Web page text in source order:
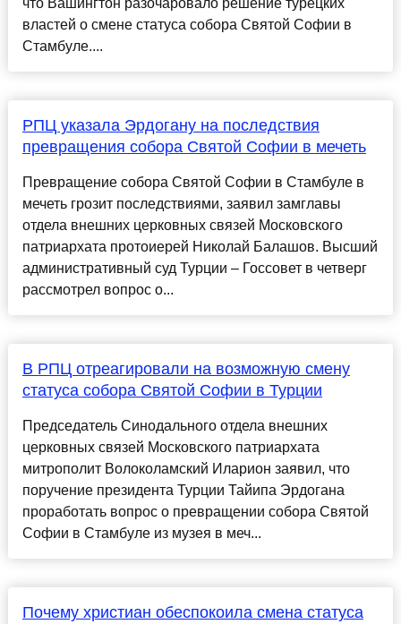
что Вашингтон разочаровало решение турецких
властей о смене статуса собора Святой Софии в
Стамбуле....
РПЦ указала Эрдогану на последствия
превращения собора Святой Софии в мечеть
Превращение собора Святой Софии в Стамбуле в
мечеть грозит последствиями, заявил замглавы
отдела внешних церковных связей Московского
патриархата протоиерей Николай Балашов. Высший
административный суд Турции – Госсовет в четверг
рассмотрел вопрос о...
В РПЦ отреагировали на возможную смену
статуса собора Святой Софии в Турции
Председатель Синодального отдела внешних
церковных связей Московского патриархата
митрополит Волоколамский Иларион заявил, что
поручение президента Турции Тайипа Эрдогана
проработать вопрос о превращении собора Святой
Софии в Стамбуле из музея в меч...
Почему христиан обеспокоила смена статуса